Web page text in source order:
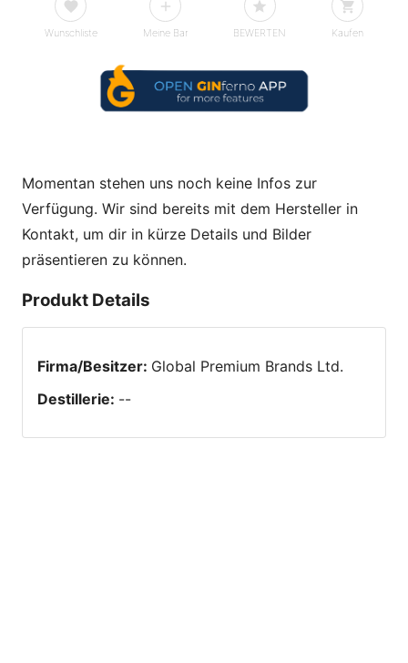
Wunschliste Meine Bar BEWERTEN Kaufen
Momentan stehen uns noch keine Infos zur
Verfügung. Wir sind bereits mit dem Hersteller in
Kontakt, um dir in kürze Details und Bilder
präsentieren zu können.
Produkt Details
Firma/Besitzer: Global Premium Brands Ltd.
Destillerie: --